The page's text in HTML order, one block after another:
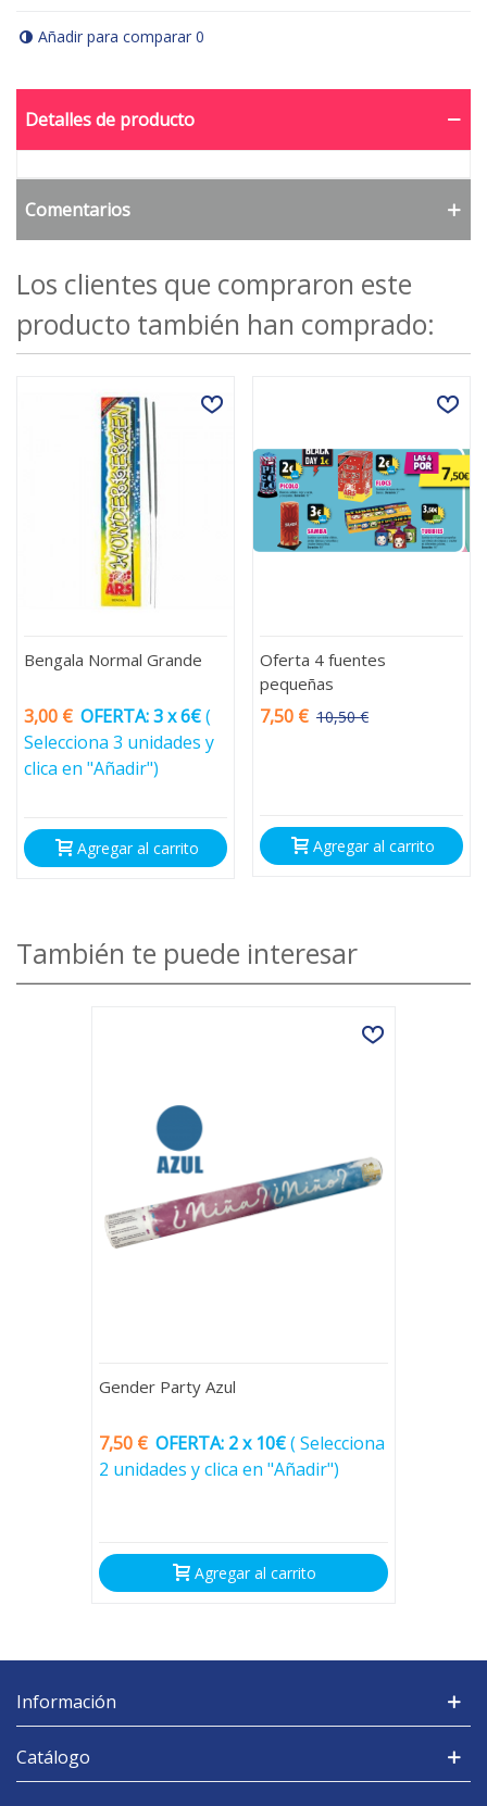
Añadir para comparar 0
Detalles de producto
Comentarios
Los clientes que compraron este
producto también han comprado:
Bengala Normal Grande
3,00 € OFERTA: 3 x 6€(
Selecciona 3 unidades y
clica en "Añadir")
Agregar al carrito
Oferta 4 fuentes
pequeñas
7,50 € 10,50 €
Agregar al carrito
También te puede interesar
Gender Party Azul
7,50 € OFERTA: 2 x 10€(Selecciona
2 unidades y clica en "Añadir")
Agregar al carrito
Información
Catálogo